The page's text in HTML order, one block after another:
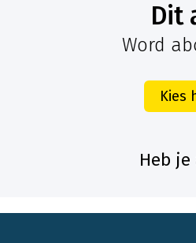
Word
Kies
Heb je